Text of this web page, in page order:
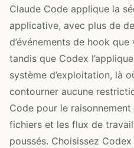
Claude Code applique la
applicative, avec plus de
d’événements de hook
tandis que Codex
système d’exploitation, là
contourner aucune
Code pour le
fichiers et les flux de
poussés. Choisissez